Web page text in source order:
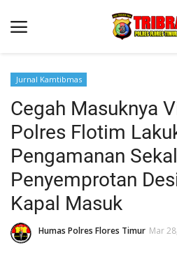
Beranda
Terms & Conditions
Binkam
Reskrim
Lantas
Mitra Polisi
Jurnal Kamtibmas
Cegah Masuknya
Polres Flotim
Pengamanan
Penyemprotan
Kapal Masuk
Humas Polres Flores Timur Mar